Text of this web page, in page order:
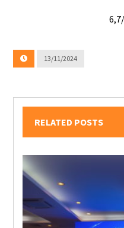
13/11/2024
RELATED POSTS